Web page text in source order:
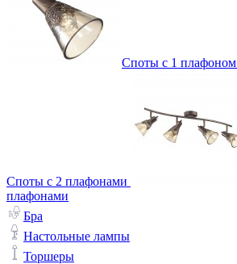
Споты с 1 плафоном
Споты с 2 плафонами
плафонами
Бра
Настольные лампы
Торшеры